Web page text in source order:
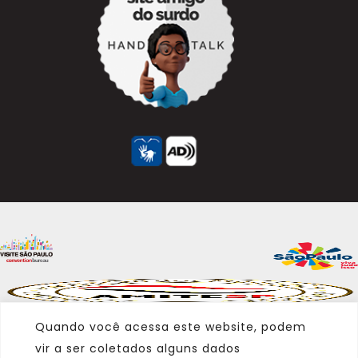
Quando você acessa este website, podem
vir a ser coletados alguns dados